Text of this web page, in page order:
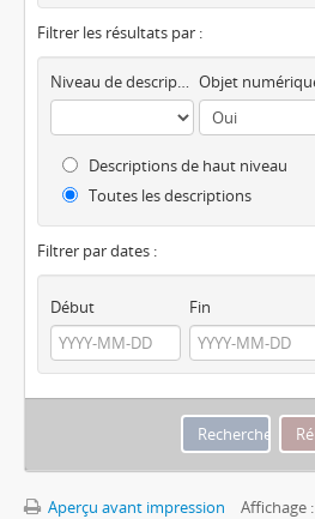
Filtrer les résultats par :
Niveau de description
Descriptions de haut niveau
Toutes les descriptions
Filtrer par dates :
Début Fin
Aperçu avant impression
Affichage :